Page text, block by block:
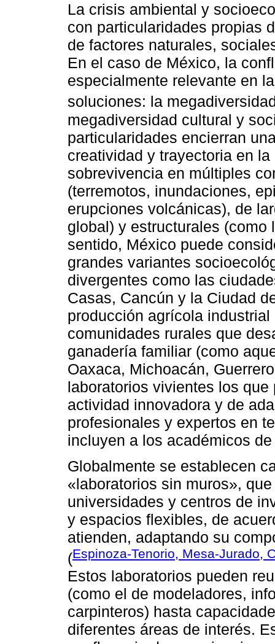
La crisis ambiental y
con particularidades propias
de factores naturales,
En el caso de México, la
especialmente relevante en
soluciones: la
megadiversidad cultural y
particularidades encierran
creatividad y trayectoria en
sobrevivencia en múltiples
(terremotos, inundaciones,
erupciones volcánicas), de
global) y estructurales
sentido, México puede
grandes variantes
divergentes como las
Casas, Cancún y la Ciudad
producción agrícola
comunidades rurales que
ganadería familiar (como
Oaxaca, Michoacán,
laboratorios vivientes los
actividad innovadora y de
profesionales y expertos en
incluyen a los académicos
Globalmente se establecen
«laboratorios sin muros»,
universidades y centros de
y espacios flexibles, de
atienden, adaptando su
(Espinoza-Tenorio, Mesa-Jurado,
Estos laboratorios pueden
(como el de modeladores,
carpinteros) hasta
diferentes áreas de interés.